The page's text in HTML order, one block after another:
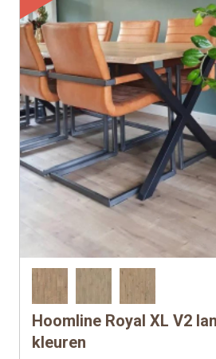
productpagina
Hoomline Royal XL V2
kleuren
Dit
product